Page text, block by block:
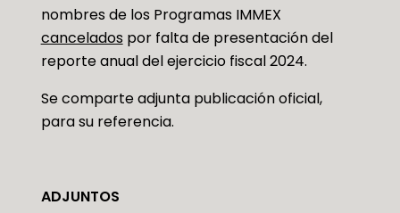
nombres de los Programas IMMEX
cancelados por falta de presentación del
reporte anual del ejercicio fiscal 2024.
Se comparte adjunta publicación oficial,
para su referencia.
ADJUNTOS